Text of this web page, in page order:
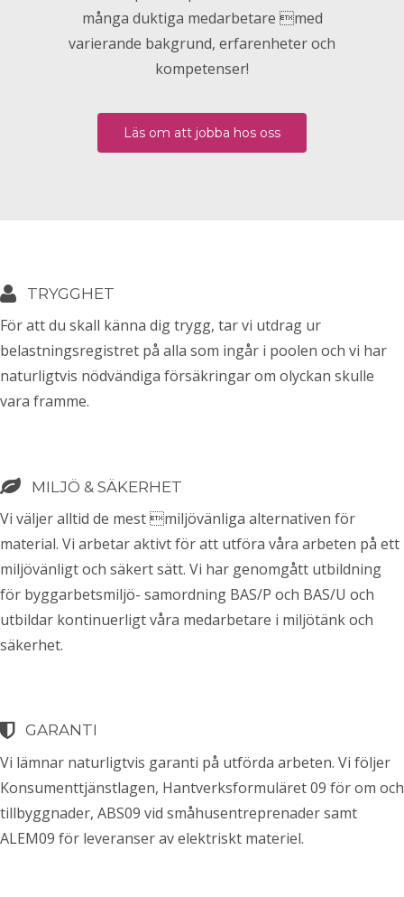
många duktiga medarbetare med
varierande bakgrund, erfarenheter och
kompetenser!
Läs om att jobba hos oss
TRYGGHET
För att du skall känna dig trygg, tar vi utdrag ur
belastningsregistret på alla som ingår i poolen och vi har
naturligtvis nödvändiga försäkringar om olyckan skulle
vara framme.
MILJÖ & SÄKERHET
Vi väljer alltid de mest miljövänliga alternativen för
material. Vi arbetar aktivt för att utföra våra arbeten på ett
miljövänligt och säkert sätt. Vi har genomgått utbildning
för byggarbetsmiljö- samordning BAS/P och BAS/U och
utbildar kontinuerligt våra medarbetare i miljötänk och
säkerhet.
GARANTI
Vi lämnar naturligtvis garanti på utförda arbeten. Vi följer
Konsumenttjänstlagen, Hantverksformuläret 09 för om och
tillbyggnader, ABS09 vid småhusentreprenader samt
ALEM09 för leveranser av elektriskt materiel.